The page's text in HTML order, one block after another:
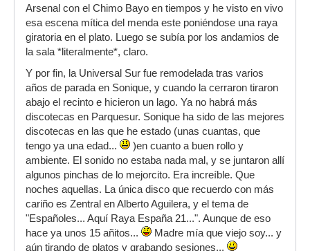
Un saludo, y si no os parece interesante el hilo, o
si la he cagado demasiado, pido disculpas por
adelantado.
PD: la sala Universal Island de Parquesur de
Leganés, desde que se cerró siendo Sönique,
¿no se ha rehabilitado o reciclado?
Arsenal con el Chimo Bayo en tiempos y he visto en vivo
esa escena mítica del menda este poniéndose una raya
giratoria en el plato. Luego se subía por los andamios de
la sala *literalmente*, claro.
Y por fin, la Universal Sur fue remodelada tras varios
años de parada en Sonique, y cuando la cerraron tiraron
abajo el recinto e hicieron un lago. Ya no habrá más
discotecas en Parquesur. Sonique ha sido de las mejores
discotecas en las que he estado (unas cuantas, que
tengo ya una edad...
)en cuanto a buen rollo y
ambiente. El sonido no estaba nada mal, y se juntaron allí
algunos pinchas de lo mejorcito. Era increíble. Que
noches aquellas. La única disco que recuerdo con más
cariño es Zentral en Alberto Aguilera, y el tema de
"Españoles... Aquí Raya España 21...". Aunque de eso
hace ya unos 15 añitos...
Madre mía que viejo soy... y
aún tirando de platos y grabando sesiones...